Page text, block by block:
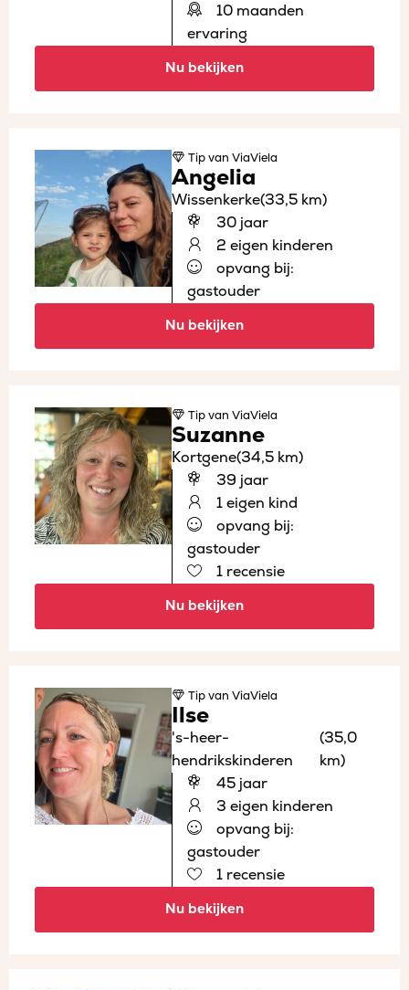
10 maanden
ervaring
Nu bekijken
Tipvan ViaViela
Angelia
Wissenkerke(33,5 km)
30 jaar
2 eigen kinderen
opvang bij:
gastouder
Nu bekijken
Tipvan ViaViela
Suzanne
Kortgene(34,5 km)
39 jaar
1 eigen kind
opvang bij:
gastouder
1 recensie
Nu bekijken
Tipvan ViaViela
Ilse
's-heer-
hendrikskinderen
(35,0
km)
45 jaar
3 eigen kinderen
opvang bij:
gastouder
1 recensie
Nu bekijken